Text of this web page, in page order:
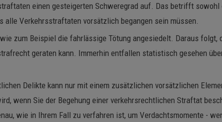
einen gesteigerten Schweregrad auf. Das betrifft
Verkehrsstraftaten vorsätzlich begangen sein müssen.
zum Beispiel die fahrlässige Tötung angesiedelt. Daraus folgt,
geraten kann. Immerhin entfallen statistisch gesehen
Delikte kann nur mit einem zusätzlichen vorsätzlichen
wenn Sie der Begehung einer verkehrsrechtlichen Straftat
wie in Ihrem Fall zu verfahren ist, um Verdachtsmomente -